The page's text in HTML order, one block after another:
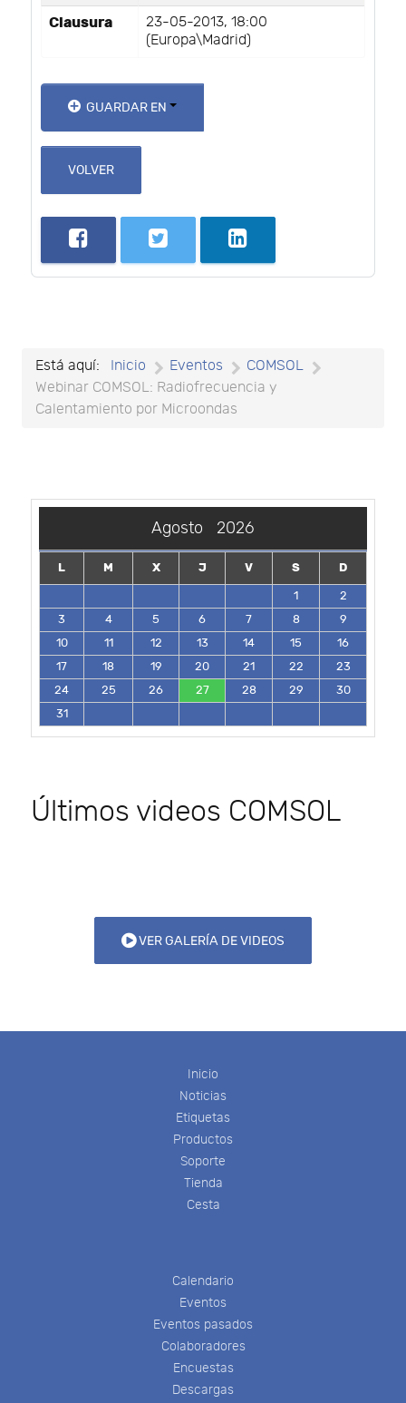
Clausura
23-05-2013, 18:00
(Europa\Madrid)
GUARDAR EN
VOLVER
Está aquí: Inicio Eventos
COMSOL
Webinar COMSOL: Radiofrecuencia y
Calentamiento por Microondas
Agosto 2026
L M X J V S
D
1
2
3
4 5 6 7 8
9
10
11 12 13 14 15
16
17
18 19 20 21 22
23
24
25 26 27 28 29
30
31
Últimos videos COMSOL
VER GALERÍA DE VIDEOS
Inicio
Noticias
Etiquetas
Productos
Soporte
Tienda
Cesta
Calendario
Eventos
Eventos pasados
Colaboradores
Encuestas
Descargas